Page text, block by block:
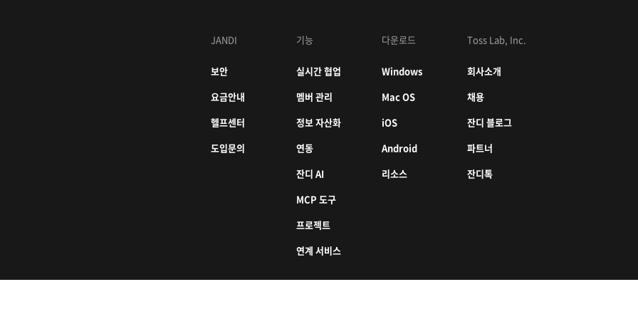
JANDI
보안
요금안내
헬프센터
도입문의
기능
실시간 협업
멤버 관리
정보 자산화
연동
잔디 AI
MCP 도구
프로젝트
연계 서비스
다운로드
Windows
Mac OS
iOS
Android
리소스
Toss Lab, Inc.
회사소개
채용
잔디 블로그
파트너
잔디톡